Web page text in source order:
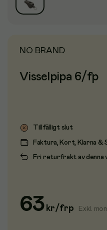
NO BRAND
Visselpipa 6/fp
Fri returfrakt av denna
Tillfälligt slut
Faktura, Kort, Klarna &
63 kr/frp Exkl.